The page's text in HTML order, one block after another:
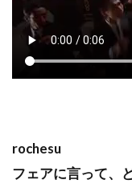
rochesu
フェアに言って、